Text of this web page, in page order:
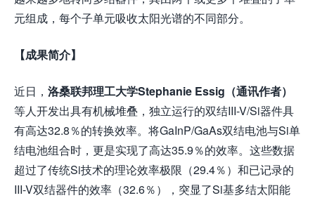
元组成，每个子单元吸收太阳光谱的不同部分。
【成果简介】
近日， 洛桑联邦理工大学Stephanie Essig（通讯作者）
等人开发出具有机械堆叠，独立运行的双结III-V/Si器件具
有高达32.8％的转换效率。将GaInP/GaAs双结电池与Si单
结电池组合时，更是实现了高达35.9％的效率。这些数据
超过了传统Si技术的理论效率极限（29.4％）和已记录的
III-V双结器件的效率（32.6％），突显了Si基多结太阳能